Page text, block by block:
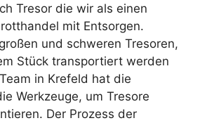
Tresor die wir als einen
mit Entsorgen.
und schweren Tresoren,
Stück transportiert werden
in Krefeld hat die
Werkzeuge, um Tresore
Der Prozess der